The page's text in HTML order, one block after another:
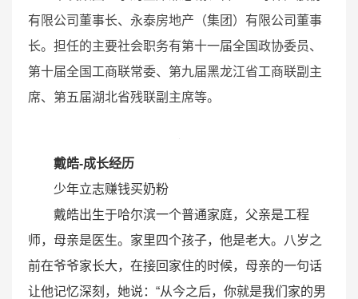
有限公司董事长、永泰房地产（集团）有限公司董事
长。担任的主要社会职务有第十一届全国政协委员、
第十届全国工商联常委、第九届黑龙江省工商联副主
席、第五届湖北省残联副主席等。
戴皓-成长经历
少年立志赚钱买奶粉
戴皓出生于哈尔滨一个普通家庭，父亲是工程
师，母亲是医生。家里四个孩子，他是老大。八岁之
前在爷爷家长大，在接回家住的时候，母亲的一句话
让他记忆深刻，她说：“从今之后，你就是我们家的男